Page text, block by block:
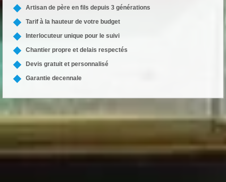
Artisan de père en fils depuis 3 générations
Tarif à la hauteur de votre budget
Interlocuteur unique pour le suivi
Chantier propre et delais respectés
Devis gratuit et personnalisé
Garantie decennale